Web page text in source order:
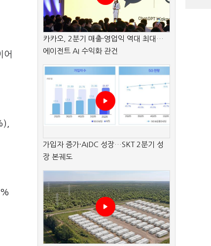
어
카카오, 2분기 매출·영업익 역대 최대…
에이전트 AI 수익화 관건
가입자 증가·AIDC 성장…SKT 2분기 성
장 본궤도